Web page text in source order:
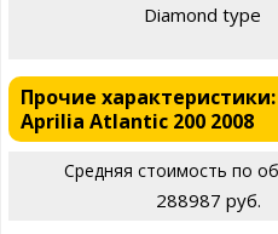
Diamond type
Прочие
Aprilia Atlantic 200 2008
Средняя стоимость по
288987 руб.